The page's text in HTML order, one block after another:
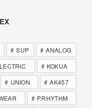
SUP
ANALOG
KOKUA
UNION
AK457
P.RHYTHM